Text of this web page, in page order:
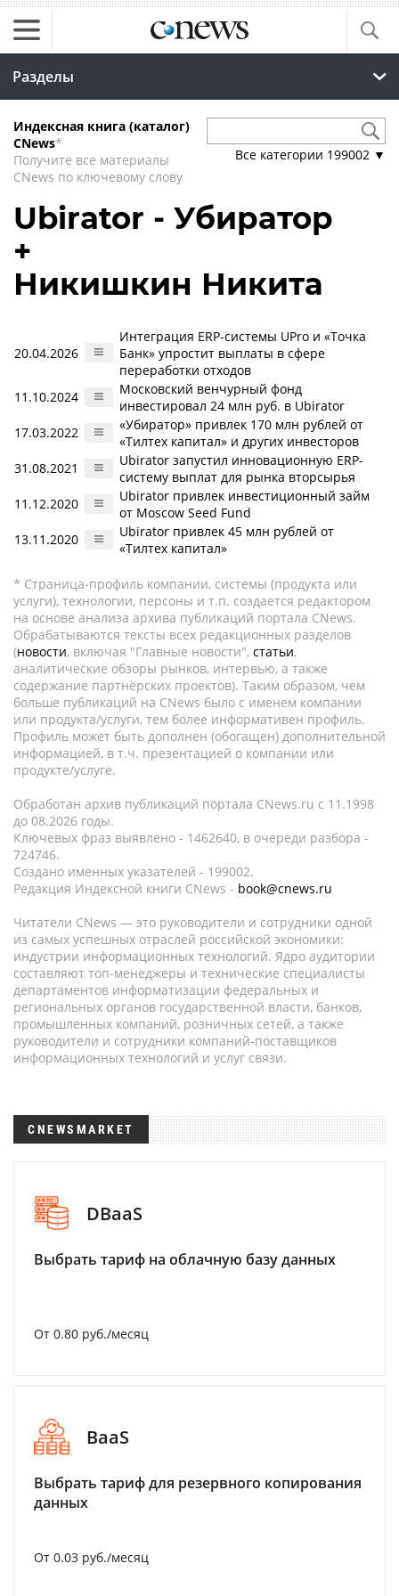
Разделы
Индексная книга (каталог)
CNews*
Получите все материалы
CNews по ключевому слову
Все категории 199002 ▼
Ubirator - Убиратор
+
Никишкин Никита
20.04.2026
Интеграция ERP‑системы UPro и «Точка
Банк» упростит выплаты в сфере
переработки отходов
11.10.2024
Московский венчурный фонд
инвестировал 24 млн руб. в Ubirator
17.03.2022
«Убиратор» привлек 170 млн рублей от
«Тилтех капитал» и других инвесторов
31.08.2021
Ubirator запустил инновационную ERP-
систему выплат для рынка вторсырья
11.12.2020
Ubirator привлек инвестиционный займ
от Moscow Seed Fund
13.11.2020
Ubirator привлек 45 млн рублей от
«Тилтех капитал»
* Страница-профиль компании, системы (продукта или
услуги), технологии, персоны и т.п. создается редактором
на основе анализа архива публикаций портала CNews.
Обрабатываются тексты всех редакционных разделов
(новости, включая "Главные новости", статьи,
аналитические обзоры рынков, интервью, а также
содержание партнёрских проектов). Таким образом, чем
больше публикаций на CNews было с именем компании
или продукта/услуги, тем более информативен профиль.
Профиль может быть дополнен (обогащен) дополнительной
информацией, в т.ч. презентацией о компании или
продукте/услуге.
Обработан архив публикаций портала CNews.ru c 11.1998
до 08.2026 годы.
Ключевых фраз выявлено - 1462640, в очереди разбора -
724746.
Создано именных указателей - 199002.
Редакция Индексной книги CNews - book@cnews.ru
Читатели CNews — это руководители и сотрудники одной
из самых успешных отраслей российской экономики:
индустрии информационных технологий. Ядро аудитории
составляют топ-менеджеры и технические специалисты
департаментов информатизации федеральных и
региональных органов государственной власти, банков,
промышленных компаний, розничных сетей, а также
руководители и сотрудники компаний-поставщиков
информационных технологий и услуг связи.
CNEWSMARKET
DBaaS
Выбрать тариф на облачную базу данных
От 0.80 руб./месяц
BaaS
Выбрать тариф для резервного копирования
данных
От 0.03 руб./месяц